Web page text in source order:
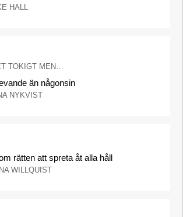
HALL
TOKIGT MEN…
än någonsin
NYKVIST
rätten att spreta åt alla håll
WILLQUIST